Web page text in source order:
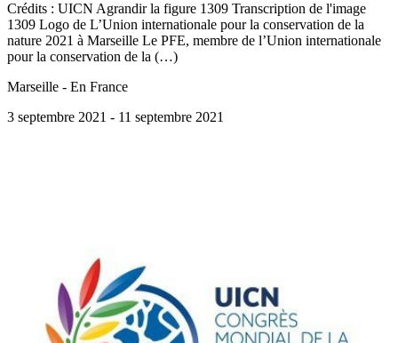
Crédits : UICN Agrandir la figure 1309 Transcription de l'image
1309 Logo de L’Union internationale pour la conservation de la
nature 2021 à Marseille Le PFE, membre de l’Union internationale
pour la conservation de la (…)
Marseille - En France
3 septembre 2021 - 11 septembre 2021